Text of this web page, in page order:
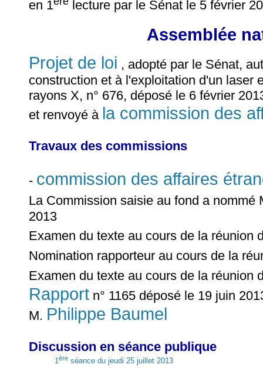
en 1
lecture par le Sénat le 5 février
Assemblée
Projet de loi , adopté par le Sénat,
construction et à l'exploitation d'un laser
rayons X, n° 676, déposé le 6 février
et renvoyé à la commission des
Travaux des commissions
- commission des affaires
La Commission saisie au fond a nommé
2013
Examen du texte au cours de la réunion
Nomination rapporteur au cours de la
Examen du texte au cours de la réunion
Rapport n° 1165 déposé le 19 juin
M. Philippe Baumel
Discussion en séance publique
1ère séance du jeudi 25 juillet 2013